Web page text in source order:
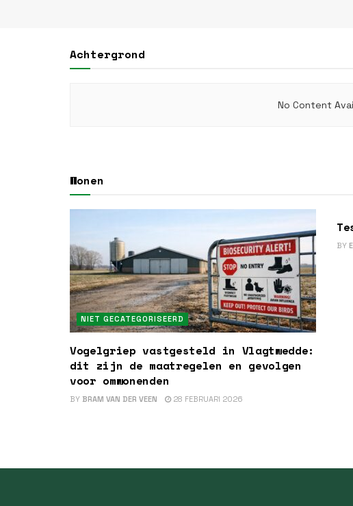
Achtergrond
No Content
Wonen
NIET GECATEGORISEERD
Vogelgriep vastgesteld in Vlagtwedde:
dit zijn de maatregelen en gevolgen
voor omwonenden
BY BRAM VAN DER VEEN 28 FEBRUARI 2026
BY